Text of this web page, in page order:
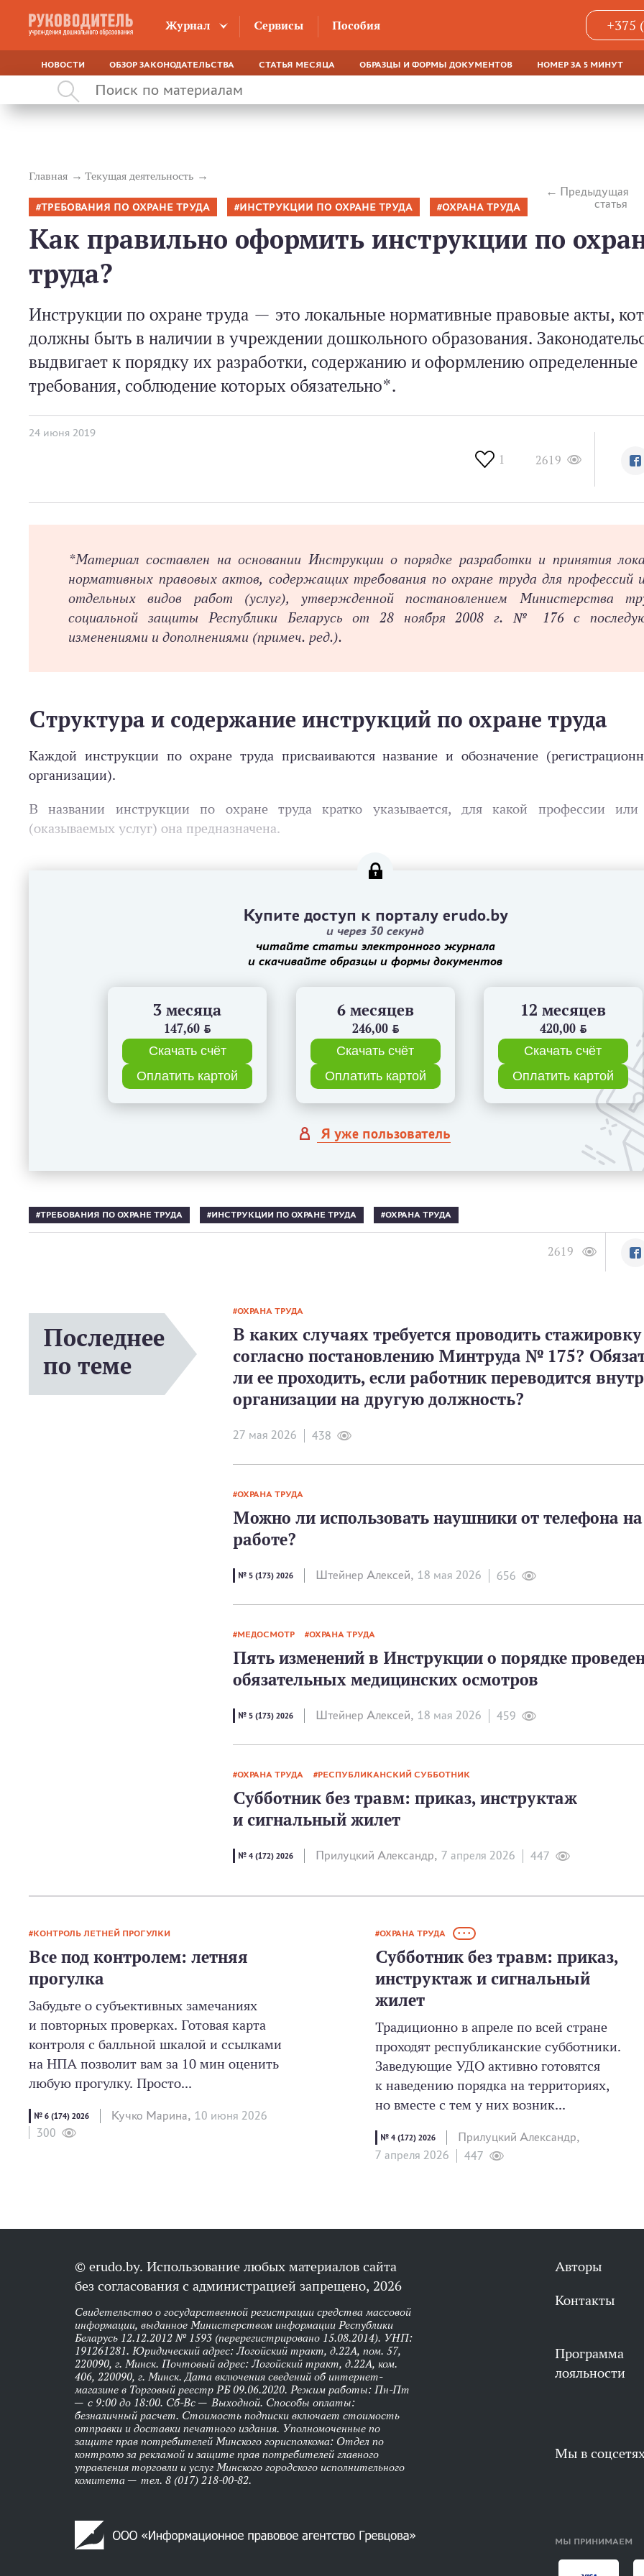
Журнал Сервисы Пособия +375
НОВОСТИ ОБЗОР ЗАКОНОДАТЕЛЬСТВА СТАТЬЯ МЕСЯЦА ОБРАЗЦЫ И ФОРМЫ ДОКУМЕНТОВ НОМЕР ЗА 5 МИНУТ
Главная Текущая деятельность
Предыдущая
статья
ТРЕБОВАНИЯ ПО ОХРАНЕ ТРУДА ИНСТРУКЦИИ ПО ОХРАНЕ ТРУДА ОХРАНА ТРУДА
Как правильно оформить инструкции по
труда?
Инструкции по охране труда — это локальные нормативные правовые акты,
должны быть в наличии в учреждении дошкольного образования.
выдвигает к порядку их разработки, содержанию и оформлению определенные
требования, соблюдение которых обязательно*.
24 июня 2019
1 2619
*Материал составлен на основании Инструкции о порядке разработки и принятия
нормативных правовых актов, содержащих требования по охране труда для профессий
отдельных видов работ (услуг), утвержденной постановлением Министерства
социальной защиты Республики Беларусь от 28 ноября 2008 г. № 176 с
изменениями и дополнениями (примеч. ред.).
Структура и содержание инструкций по охране труда
Каждой инструкции по охране труда присваиваются название и обозначение
организации).
В названии инструкции по охране труда кратко указывается, для какой профессии
(оказываемых услуг) она предназначена.
Купите доступ к порталу erudo.by
и через 30 секунд
читайте статьи электронного журнала
и скачивайте образцы и формы документов
3 месяца
147,60 BYN
Скачать счёт
Оплатить картой
6 месяцев
246,00 BYN
Скачать счёт
Оплатить картой
12 месяцев
420,00 BYN
Скачать счёт
Оплатить картой
Я уже пользователь
ТРЕБОВАНИЯ ПО ОХРАНЕ ТРУДА ИНСТРУКЦИИ ПО ОХРАНЕ ТРУДА ОХРАНА ТРУДА
2619
Последнее
по теме
ОХРАНА ТРУДА
В каких случаях требуется проводить стажировку
согласно постановлению Минтруда № 175?
ли ее проходить, если работник переводится
организации на другую должность?
27 мая 2026 438
ОХРАНА ТРУДА
Можно ли использовать наушники от телефона на
работе?
№ 5 (173) 2026 Штейнер Алексей, 18 мая 2026 656
МЕДОСМОТР ОХРАНА ТРУДА
Пять изменений в Инструкции о порядке
обязательных медицинских осмотров
№ 5 (173) 2026 Штейнер Алексей, 18 мая 2026 459
ОХРАНА ТРУДА РЕСПУБЛИКАНСКИЙ СУББОТНИК
Субботник без травм: приказ, инструктаж
и сигнальный жилет
№ 4 (172) 2026 Прилуцкий Александр, 7 апреля 2026 447
КОНТРОЛЬ ЛЕТНЕЙ ПРОГУЛКИ
Все под контролем: летняя
прогулка
Забудьте о субъективных замечаниях
и повторных проверках. Готовая карта
контроля с балльной шкалой и ссылками
на НПА позволит вам за 10 мин оценить
любую прогулку. Просто...
№ 6 (174) 2026 Кучко Марина, 10 июня 2026
300
ОХРАНА ТРУДА • • •
Субботник без травм: приказ,
инструктаж и сигнальный
жилет
Традиционно в апреле по всей стране
проходят республиканские субботники.
Заведующие УДО активно готовятся
к наведению порядка на территориях,
но вместе с тем у них возник...
№ 4 (172) 2026
Прилуцкий Александр,
7 апреля 2026
447
© erudo.by. Использование любых материалов сайта
без согласования с администрацией запрещено, 2026
Свидетельство о государственной регистрации средства массовой
информации, выданное Министерством информации Республики
Беларусь 12.12.2012 № 1593 (перерегистрировано 15.08.2014). УНП:
191261281. Юридический адрес: Логойский тракт, д.22А, пом. 57,
220090, г. Минск. Почтовый адрес: Логойский тракт, д.22А, ком.
406, 220090, г. Минск. Дата включения сведений об интернет-
магазине в Торговый реестр РБ 09.06.2020. Режим работы: Пн-Пт
— с 9:00 до 18:00. Сб-Вс — Выходной. Способы оплаты:
безналичный расчет. Стоимость подписки включает стоимость
отправки и доставки печатного издания. Уполномоченные по
защите прав потребителей Минского горисполкома: Отдел по
контролю за рекламой и защите прав потребителей главного
управления торговли и услуг Минского городского исполнительного
комитета — тел. 8 (017) 218-00-82.
Авторы
Контакты
Программа
лояльности
Мы в
МЫ ПРИНИМАЕМ